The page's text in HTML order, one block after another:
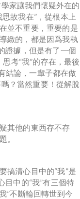
家讓我們懷疑外在的
故我在”，從根本上
並不重要，重要的是
緻的，都是因爲我執
證據，但是有了一個
考“我”的存在，最後
結論，一輩子都在做
？當然重要！從解脫
其他的東西存不存
。
搞清心目中的“我”是
目中的“我”有三個特
”不斷輪回轉世到今